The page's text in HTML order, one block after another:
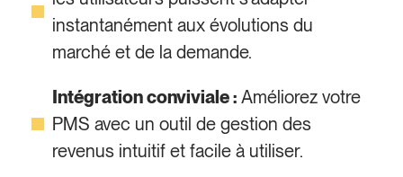
instantanément aux évolutions du
marché et de la demande.
Intégration conviviale :Améliorez votre
PMS avec un outil de gestion des
revenus intuitif et facile à utiliser.